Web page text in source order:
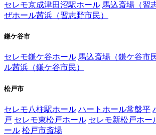
セレモ京成津田沼駅ホール 馬込斎場（習
ぜホール茜浜（習志野市民）
鎌ケ谷市
セレモ鎌ケ谷ホール 馬込斎場（鎌ケ谷市
ル茜浜（鎌ケ谷市民）
松戸市
セレモ八柱駅ホール ハートホール常盤平
戸 セレモ東松戸ホール セレモ新松戸ホー
ール 松戸市斎場